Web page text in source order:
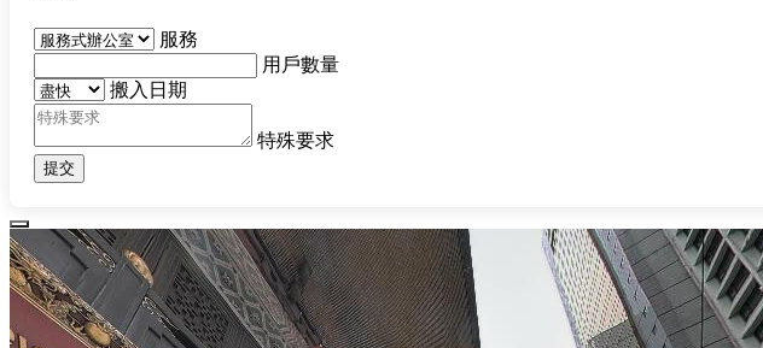
服務
用戶數量
搬入日期
特殊要求
提交